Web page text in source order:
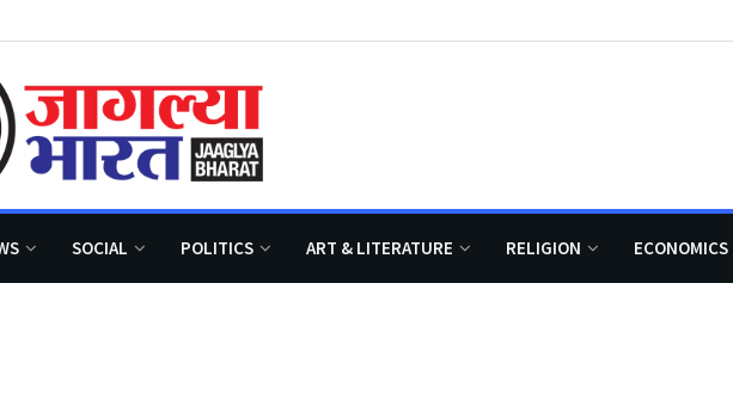
SOCIAL POLITICS ART & LITERATURE RELIGION ECONOMICS